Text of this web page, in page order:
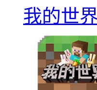
我的世